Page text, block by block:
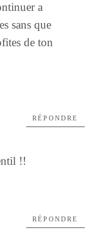
a
sans que
de ton
!!
RÉPONDRE
RÉPONDRE